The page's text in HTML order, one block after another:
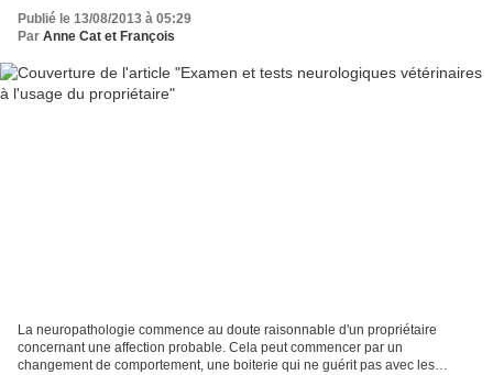
Publié le 13/08/2013 à 05:29
Par Anne Cat et François
La neuropathologie commence au doute raisonnable d'un propriétaire
concernant une affection probable. Cela peut commencer par un
changement de comportement, une boiterie qui ne guérit pas avec les